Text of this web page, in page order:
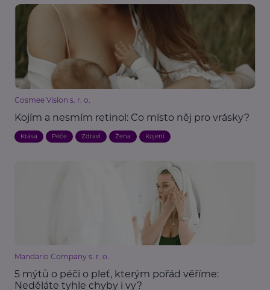
Cosmee Vision s. r. o.
Kojím a nesmím retinol: Co místo něj pro vrásky?
Krása Péče Zdraví Žena Kojení
Mandario Company s. r. o.
5 mýtů o péči o pleť, kterým pořád věříme:
Neděláte tyhle chyby i vy?